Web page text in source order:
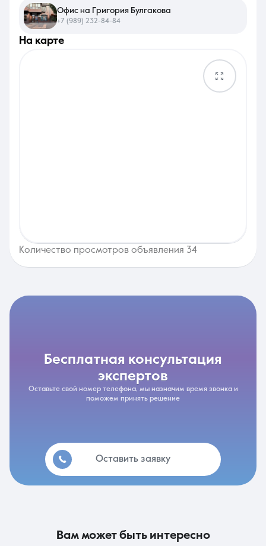
на карте
Количество просмотров объявления 34
Офис на Григория Булгакова
+7 (989) 232-84-84
бесплатная консультация
экспертов
Оставьте свой номер телефона, мы назначим время звонка и
поможем принять решение
Оставить заявку
вам может быть интересно